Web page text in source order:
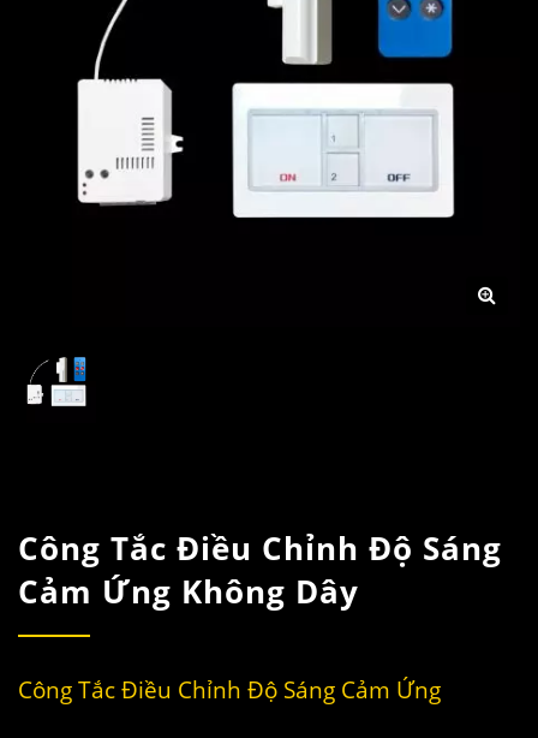
Công Tắc Điều Chỉnh Độ Sáng
Cảm Ứng Không Dây
Công Tắc Điều Chỉnh Độ Sáng Cảm Ứng